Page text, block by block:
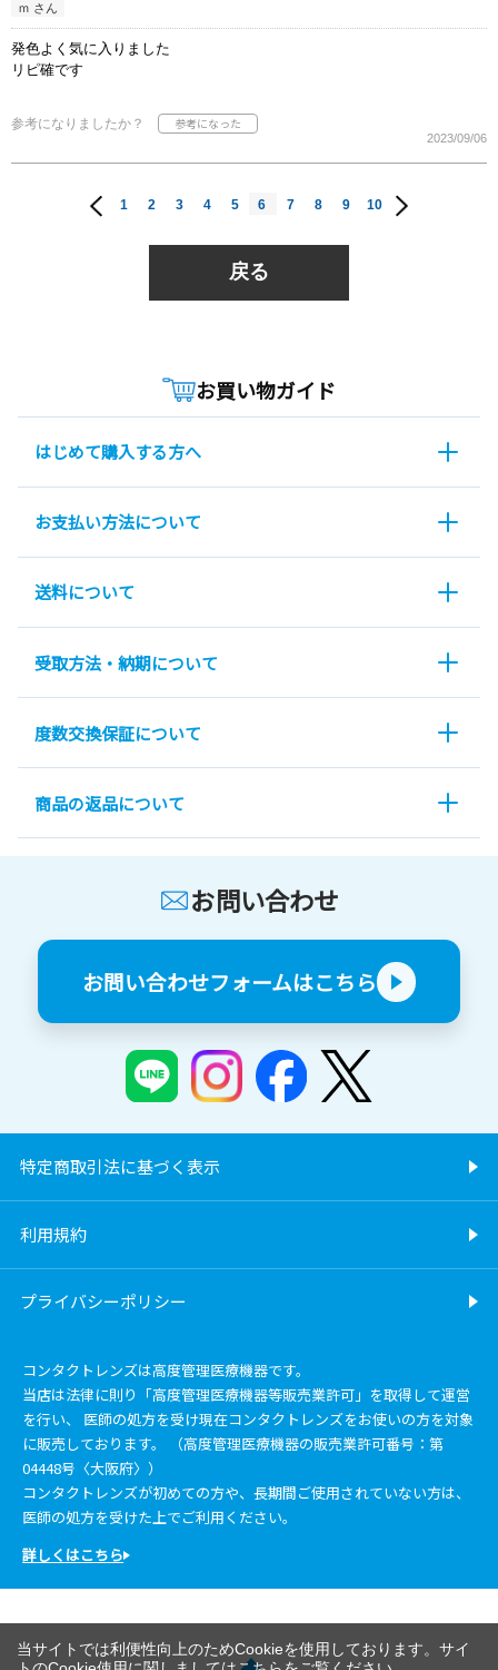
ｍ さん
発色よく気に入りました
リピ確です
参考になりましたか？
2023/09/06
1 2 3 4 5 6 7 8 9 10
戻る
お買い物ガイド
はじめて購入する方へ
お支払い方法について
送料について
受取方法・納期について
度数交換保証について
商品の返品について
お問い合わせ
お問い合わせフォームはこちら
特定商取引法に基づく表示
利用規約
プライバシーポリシー
コンタクトレンズは高度管理医療機器です。
当店は法律に則り「高度管理医療機器等販売業許可」を取得して運営
を行い、 医師の処方を受け現在コンタクトレンズをお使いの方を対象
に販売しております。 （高度管理医療機器の販売業許可番号：第
04448号〈大阪府〉）
コンタクトレンズが初めての方や、長期間ご使用されていない方は、
医師の処方を受けた上でご利用ください。
詳しくはこちら
当サイトでは利便性向上のためCookieを使用しております。サイ